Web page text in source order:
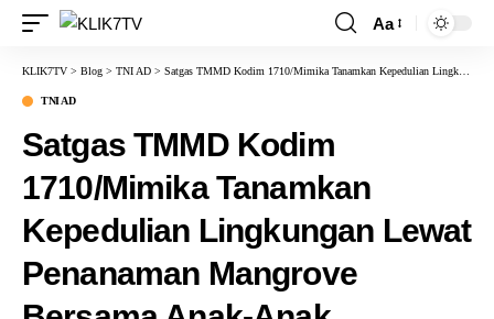
Aa
KLIK7TV > Blog > TNI AD > Satgas TMMD Kodim 1710/Mimika Tanamkan Kepedulian Lingkungan Lewat Penanaman Mangrove Bersama Anak-Anak
TNI AD
Satgas TMMD Kodim
1710/Mimika Tanamkan
Kepedulian Lingkungan Lewat
Penanaman Mangrove